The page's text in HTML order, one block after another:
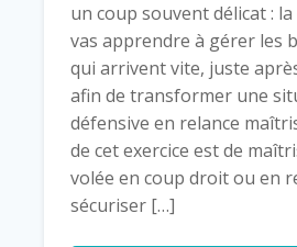
un coup souvent délicat :
vas apprendre à gérer les
qui arrivent vite, juste
afin de transformer une
défensive en relance
de cet exercice est de
volée en coup droit ou en
sécuriser […]